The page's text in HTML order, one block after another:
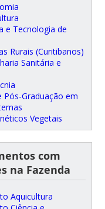
e Tecnologia de
Rurais (Curitibanos)
Sanitária e
Pós-Graduação em
Vegetais
com
na Fazenda
Aquicultura